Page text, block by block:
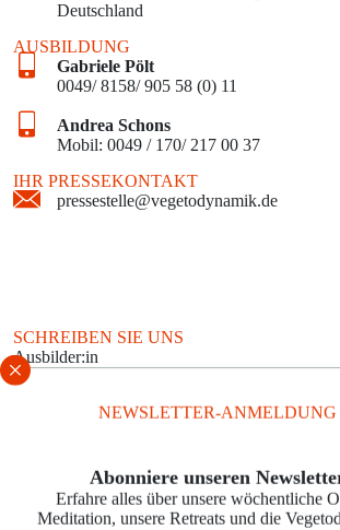
NEWSLETTER-ANMELDUNG
Abonniere unseren
Erfahre alles über unsere wöchentliche
Meditation, unsere Retreats und die
Deutschland
AUSBILDUNG
Gabriele Pölt
0049/ 8158/ 905 58 (0) 11
Andrea Schons
Mobil: 0049 / 170/ 217 00 37
IHR PRESSEKONTAKT
pressestelle@vegetodynamik.de
SCHREIBEN SIE UNS
Ausbilder:in